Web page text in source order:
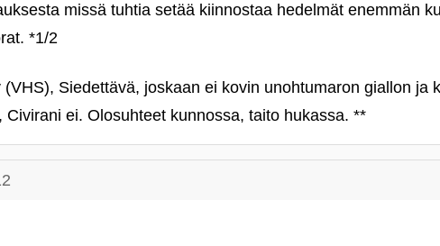
missä tuhtia setää kiinnostaa hedelmät enemmän
*1/2
(VHS), Siedettävä, joskaan ei kovin unohtumaron giallon ja
Civirani ei. Olosuhteet kunnossa, taito hukassa. **